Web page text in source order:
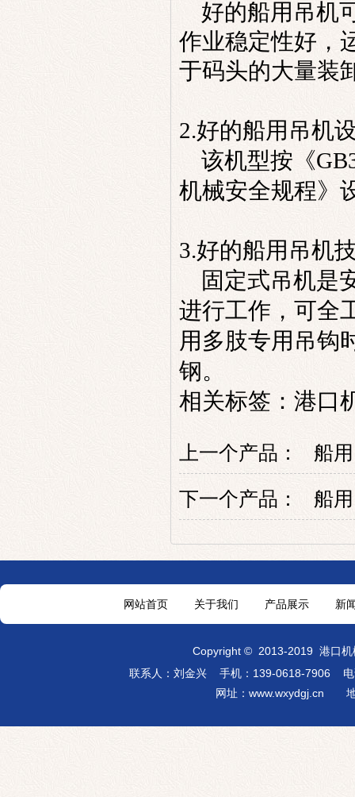
好的船用 吊机
作业稳定性好，
于码头的大量装
2.好的船用 吊机
该机型按《
机械安全规程》
3.好的船用 吊机
固定式吊机是
进行工作，可全
用多肢专用吊钩
钢。
相关标签： 港口
上一个产品： 船
下一个产品： 船
网站首页 关于我们 产品展示 新
Copyright© 2013-2019 港口机
联系人：刘金兴 手机：139-0618-7906 电
网址： www.wxydgj.cn 地